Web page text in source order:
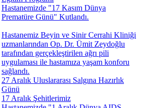
Hastanemizde "17 Kasım Dünya
Prematüre Günü" Kutlandı.
Hastanemiz Beyin ve Sinir Cerrahi Kliniği
uzmanlarından Op. Dr. Ümit Zeydoğlu
tarafından gerçekleştirilen ağrı pili
uygulaması ile hastamıza yaşam konforu
sağlandı.
27 Aralık Uluslararası Salgına Hazırlık
Günü
17 Aralık Şehitlerimiz